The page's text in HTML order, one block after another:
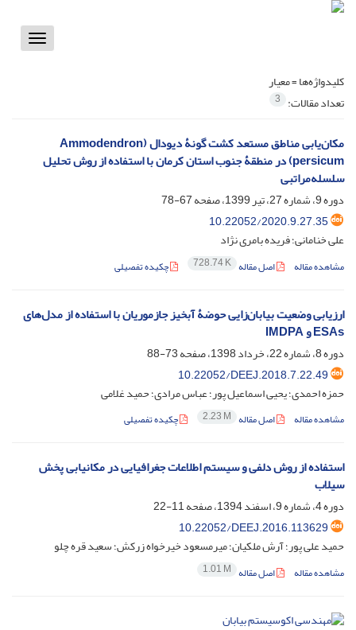
Toggle
کلیدواژه‌ها =معیار
تعداد مقالات: 3
مکان‌یابی مناطق مستعد کشت گونۀ دیودال (Ammodendron
persicum) در منطقۀ جنوب استان کرمان با استفاده از روش تحلیل
سلسله‌مراتبی
دوره 9، شماره 27، تیر 1399، صفحه
67-78
10.22052/2020.9.27.35
علی خنامانی؛ فریده بامری نژاد
مشاهده مقاله اصل مقاله 728.74 K چکیده تفصیلی
ارزیابی وضعیت بیابان‌زایی حوضۀ آبخیز جازموریان با استفاده از مدل‌های
ESAs و IMDPA
دوره 8، شماره 22، خرداد 1398، صفحه
73-88
10.22052/DEEJ.2018.7.22.49
حمزه احمدی؛ یحیی اسماعیل پور؛ عباس مرادی؛ حمید غلامی
مشاهده مقاله اصل مقاله 2.23 M چکیده تفصیلی
استفاده از روش دلفی و سیستم اطلاعات جغرافیایی در مکانیابی پخش
سیلاب
دوره 4، شماره 9، اسفند 1394، صفحه
11-22
‎10.22052/DEEJ.2016.113629
حمید علی پور؛ آرش ملکیان؛ میرمسعود خیرخواه زرکش؛ سعید قره چلو
مشاهده مقاله اصل مقاله 1.01 M